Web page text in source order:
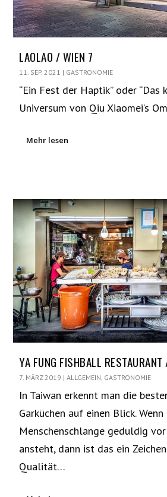
LAOLAO / WIEN 7
11. SEP. 2021 | GASTRONOMIE
“Ein Fest der Haptik” oder “Das
Universum von Qiu Xiaomei’s
Mehr lesen
YA FUNG FISHBALL
7. MÄRZ 2019 |ALLGEMEIN GASTRONOMIE
In Taiwan erkennt man die
Garküchen auf einen Blick. Wenn
Menschenschlange geduldig
ansteht, dann ist das ein
Qualität…